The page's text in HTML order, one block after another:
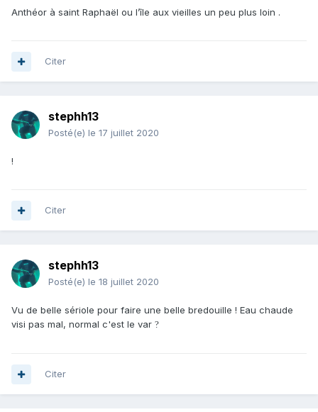
Anthéor à saint Raphaël ou l’île aux vieilles un peu plus loin .
Citer
stephh13
Posté(e) le 17 juillet 2020
!
Citer
stephh13
Posté(e) le 18 juillet 2020
Vu de belle sériole pour faire une belle bredouille ! Eau chaude
visi pas mal, normal c'est le var ?
Citer